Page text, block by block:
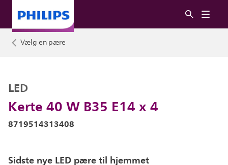
Vælg en pære
Kerte 40 W B35 E14 x 4
LED
8719514313408
Sidste nye LED pære til hjemmet